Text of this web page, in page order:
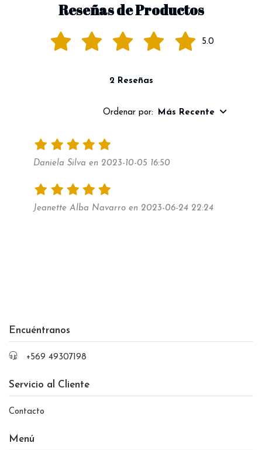
Reseñas de Productos
5.0
2 Reseñas
Ordenar por: Más Recente
Daniela Silva en 2023-10-05 16:50
Jeanette Alba Navarro en 2023-06-24 22:24
Encuéntranos
+569 49307198
Servicio al Cliente
Contacto
Menú